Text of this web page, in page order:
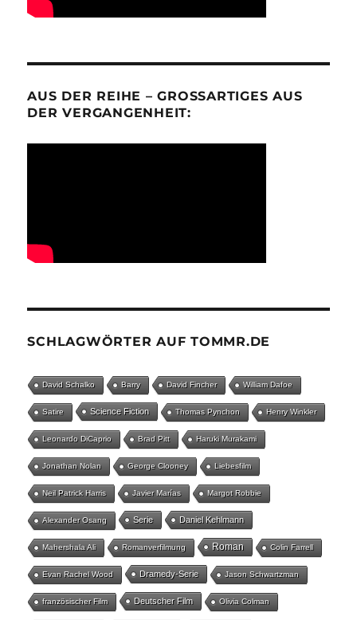
AUS DER REIHE – GROSSARTIGES AUS D
ER VERGANGENHEIT:
SCHLAGWÖRTER AUF TOMMR.DE
David Schalko Barry David Fincher William Dafoe
Satire Science Fiction Thomas Pynchon Henry Winkler
Leonardo DiCaprio Brad Pitt Haruki Murakami
Jonathan Nolan George Clooney Liebesfilm
Neil Patrick Harris Javier Marías Margot Robbie
Alexander Osang Serie Daniel Kehlmann
Mahershala Ali Romanverfilmung Roman Colin Farrell
Evan Rachel Wood Dramedy-Serie Jason Schwartzman
französischer Film Deutscher Film Olivia Colman